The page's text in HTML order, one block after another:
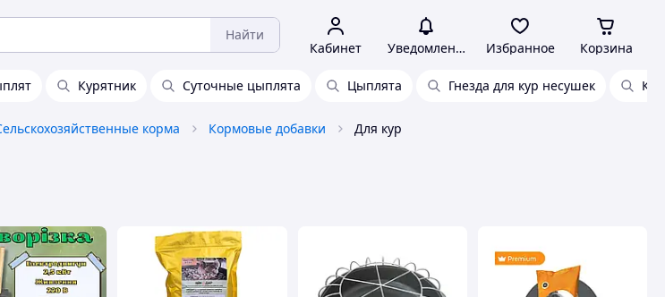
Найти
Кабинет Уведомления Избранное Корзина
Курятник Суточные цыплята Цыплята Гнезда для кур несушек
корма Кормовые добавки Для кур